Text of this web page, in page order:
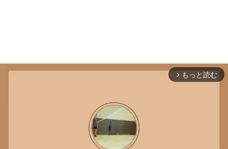
arrow_forward_ios もっと読む